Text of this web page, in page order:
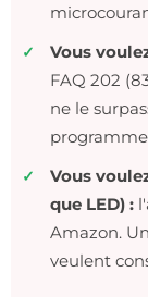
Vous
FAQ 202
ne le
Vous
que LED) :
Amazon.
veulent